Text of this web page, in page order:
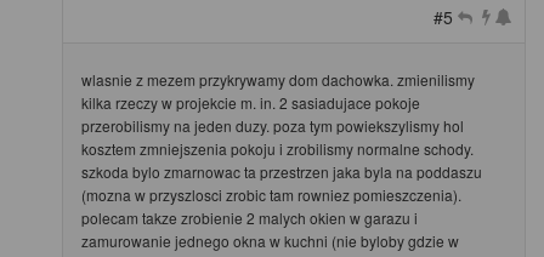
#5
wlasnie z mezem przykrywamy dom dachowka. zmienilismy
kilka rzeczy w projekcie m. in. 2 sasiadujace pokoje
przerobilismy na jeden duzy. poza tym powiekszylismy hol
kosztem zmniejszenia pokoju i zrobilismy normalne schody.
szkoda bylo zmarnowac ta przestrzen jaka byla na poddaszu
(mozna w przyszlosci zrobic tam rowniez pomieszczenia).
polecam takze zrobienie 2 malych okien w garazu i
zamurowanie jednego okna w kuchni (nie byloby gdzie w